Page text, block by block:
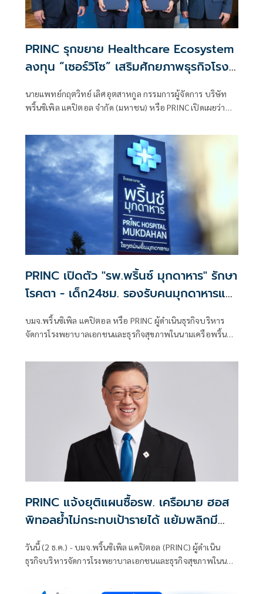
PRINC รุกขยาย Healthcare Ecosystem
ลงทุน “เซอร์วิโซ” เสริมศักยภาพธุรกิจโรง
นายแพทย์กฤตวิทย์ เลิศอุตสาหกูล กรรมการผู้จัดการ บริษัท
พริ้นซิเพิล แคปิตอล จำกัด (มหาชน) หรือ PRINC เปิดเผยว่า
หน่วยลงทุนในธุรกิจเฮลท์แคร์ของกลุ่ม PRINC ได้เข้าลงทุนใน
บริษัท เซอร์วิโซ เฮลท์แคร์ โซลูชั่น จำกัด (“Serviso”)
PRINC เปิดตัว "รพ.พริ้นซ์ มุกดาหาร" รักษา
โรคตา - เด็ก24ชม. รองรับคนมุกดาหารและ
ใกล้เคียง ตั้งเป้าเพิ่มยอดผู้ป่วยลาวเท่าตัว
บมจ.พริ้นซิเพิล แคปิตอล หรือ PRINC ผู้ดำเนินธุรกิจบริหาร
จัดการโรงพยาบาลเอกชนและธุรกิจสุขภาพในนามเครือพริ้นซิ
ทางการ
PRINC แจ้งยุติแผนซื้อรพ. เครือมาย ฮอส
พิทอลย้ำไม่กระทบเป้ารายได้ แย้มพลิกมี
กำไรปีนี้ พร้อมเดินหน้าขยายการลงทุนเพิ่ม
เตียง-ศูนย์รักษาโรคยากซับซ้อน
วันนี้ (2 ธ.ค.) - บมจ.พริ้นซิเพิล แคปิตอล (PRINC) ผู้ดำเนิน
ธุรกิจบริหารจัดการโรงพยาบาลเอกชนและธุรกิจสุขภาพในนาม
สารสนเทศของตลาดหลักทรัพย์